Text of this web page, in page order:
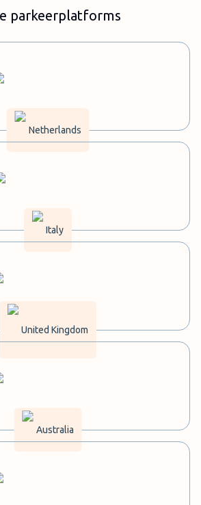
parkeerplatforms
Netherlands
Italy
United Kingdom
Australia